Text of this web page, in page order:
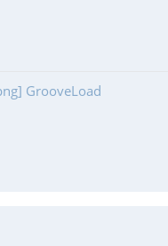
GrooveLoad